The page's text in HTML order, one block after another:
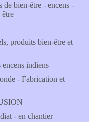
de bien-être - encens -
être
produits bien-être et
indiens
- Fabrication et
- en chantier